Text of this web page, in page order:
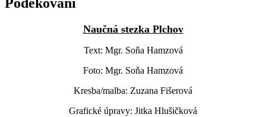
Poděkování
Naučná stezka Plchov
Text: Mgr. Soňa Hamzová
Foto: Mgr. Soňa Hamzová
Kresba/malba: Zuzana Fišerová
Grafické úpravy: Jitka Hlušičková